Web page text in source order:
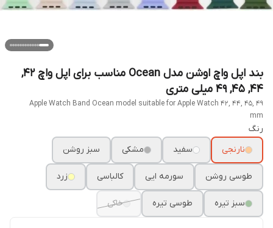
بند اپل واچ اوشن مدل Ocean مناسب برای اپل واچ 42,
44, 45, 49 میلی متری
Apple Watch Band Ocean model suitable for Apple Watch 42, 44, 45, 49
mm
رنگ
نارنجی
سفید مشکی سبز روشن
طوسی روشن سورمه ایی کالباسی زرد
سبز تیره طوسی تیره خاکی